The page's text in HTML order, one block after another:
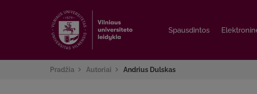
Spausdintos
Spausdintos
Pradžia Autoriai Andrius Dulskas